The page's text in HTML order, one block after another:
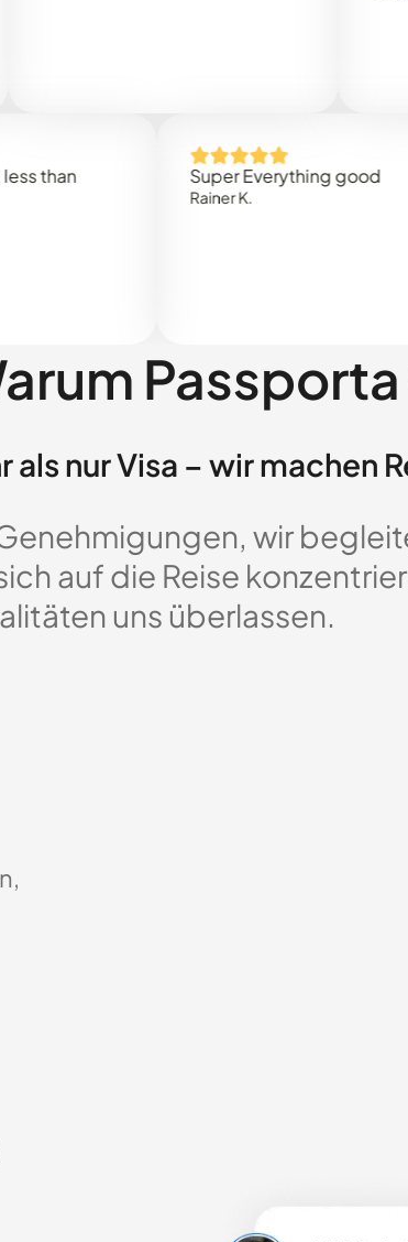
Super Everything good
als nur Visa – wir machen
wir
auf die Reise
uns überlassen.